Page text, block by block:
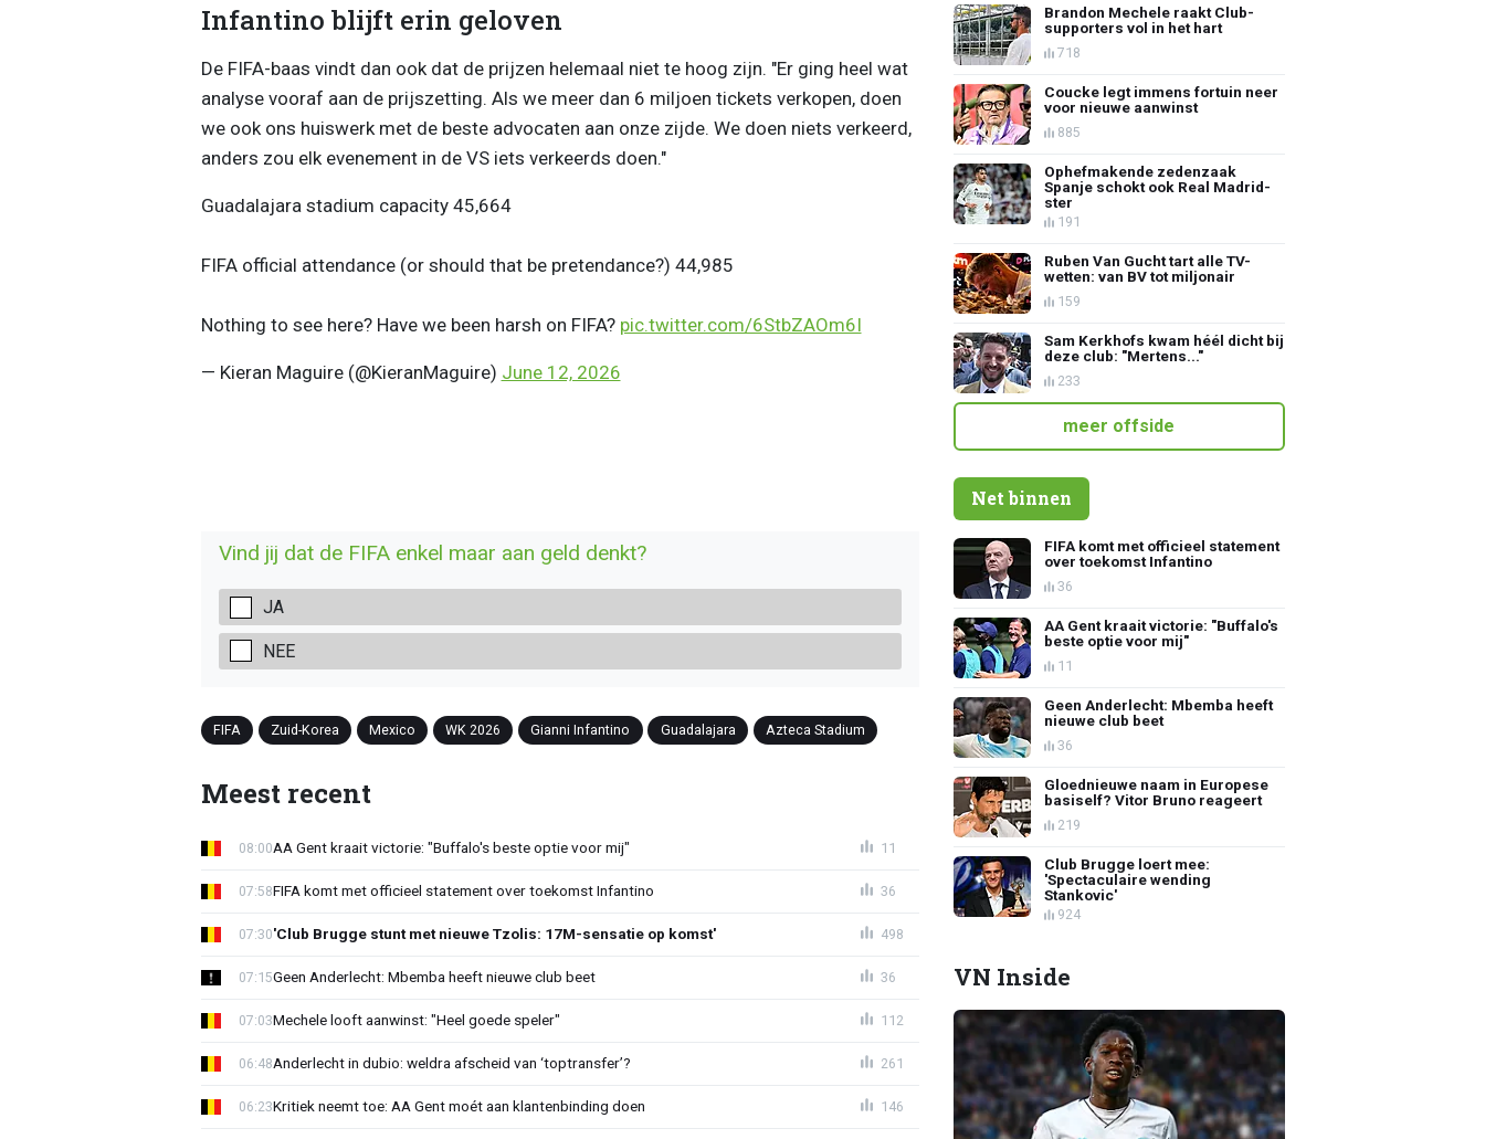
Infantino blijft erin geloven
De FIFA-baas vindt dan ook dat de prijzen helemaal niet te hoog zijn. "Er ging heel wat
analyse vooraf aan de prijszetting. Als we meer dan 6 miljoen tickets verkopen, doen
we ook ons huiswerk met de beste advocaten aan onze zijde. We doen niets verkeerd,
anders zou elk evenement in de VS iets verkeerds doen."
Guadalajara stadium capacity 45,664
FIFA official attendance (or should that be pretendance?) 44,985
Nothing to see here? Have we been harsh on FIFA? pic.twitter.com/6StbZAOm6I
— Kieran Maguire (@KieranMaguire) June 12, 2026
Vind jij dat de FIFA enkel maar aan geld denkt?
JA
NEE
FIFA Zuid-Korea Mexico WK 2026 Gianni Infantino Guadalajara Azteca Stadium
Meest recent
AA Gent kraait victorie: "Buffalo's beste optie voor mij"
08:00 11
FIFA komt met officieel statement over toekomst Infantino
07:58 36
'Club Brugge stunt met nieuwe Tzolis: 17M-sensatie op komst'
07:30 498
Geen Anderlecht: Mbemba heeft nieuwe club beet
07:15 36
Mechele looft aanwinst: "Heel goede speler"
07:03 112
Anderlecht in dubio: weldra afscheid van ‘toptransfer’?
06:48 261
Kritiek neemt toe: AA Gent moét aan klantenbinding doen
06:23 146
Brandon Mechele raakt Club-
supporters vol in het hart
718
Coucke legt immens fortuin neer
voor nieuwe aanwinst
885
Ophefmakende zedenzaak
Spanje schokt ook Real Madrid-
ster
191
Ruben Van Gucht tart alle TV-
wetten: van BV tot miljonair
159
Sam Kerkhofs kwam héél dicht bij
deze club: "Mertens..."
233
meer offside
Net binnen
FIFA komt met officieel statement
over toekomst Infantino
36
AA Gent kraait victorie: "Buffalo's
beste optie voor mij"
11
Geen Anderlecht: Mbemba heeft
nieuwe club beet
36
Gloednieuwe naam in Europese
basiself? Vitor Bruno reageert
219
Club Brugge loert mee:
'Spectaculaire wending
Stankovic'
924
VN Inside